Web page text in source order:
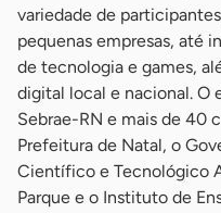
variedade de
pequenas empresas, até
de tecnologia e games,
digital local e nacional. O
Sebrae-RN e mais de 40
Prefeitura de Natal, o
Científico e Tecnológico
Parque e o Instituto de